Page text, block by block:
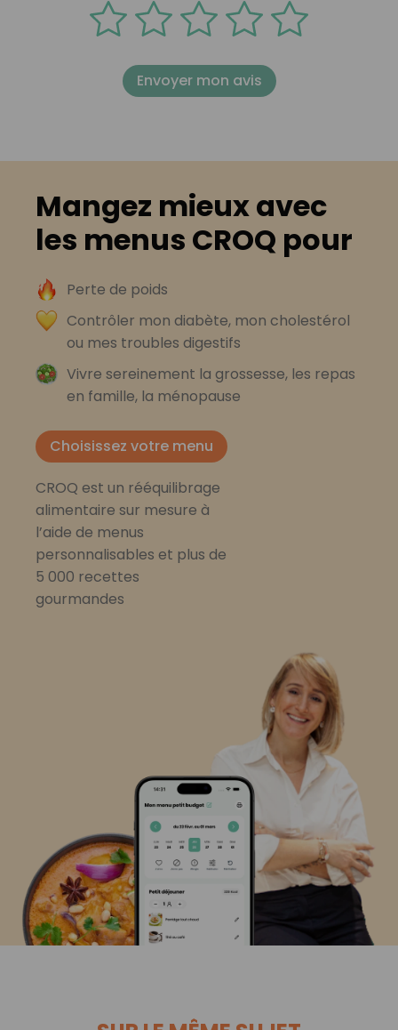
Envoyer mon avis
Mangez mieux avec
les menus CROQ pour
Perte de poids
Contrôler mon diabète, mon cholestérol
ou mes troubles digestifs
Vivre sereinement la grossesse, les repas
en famille, la ménopause
Choisissez votre menu
CROQ est un rééquilibrage
alimentaire sur mesure à
l’aide de menus
personnalisables et plus de
5 000 recettes
gourmandes